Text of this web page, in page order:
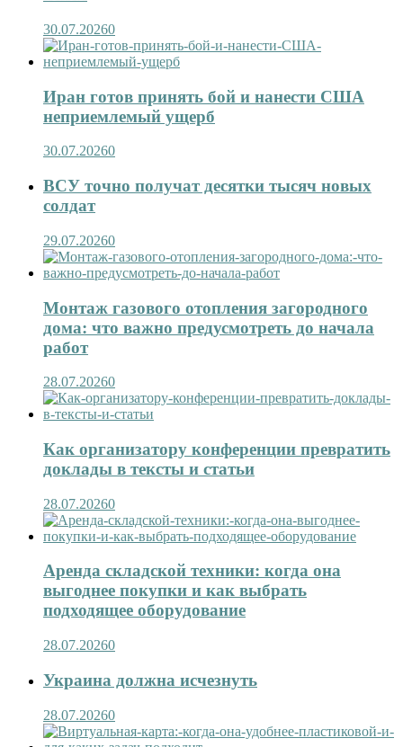
30.07.20260
Иран готов принять бой и нанести США
неприемлемый ущерб
30.07.20260
ВСУ точно получат десятки тысяч новых
солдат
29.07.20260
Монтаж газового отопления загородного
дома: что важно предусмотреть до начала
работ
28.07.20260
Как организатору конференции превратить
доклады в тексты и статьи
28.07.20260
Аренда складской техники: когда она
выгоднее покупки и как выбрать
подходящее оборудование
28.07.20260
Украина должна исчезнуть
28.07.20260